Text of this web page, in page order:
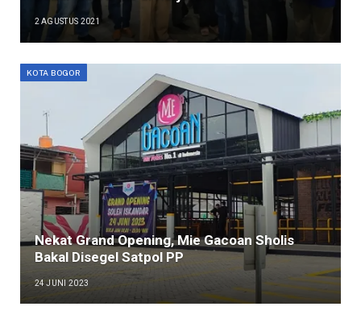
2 AGUSTUS 2021
KOTA BOGOR
Nekat Grand Opening, Mie Gacoan Sholis
Bakal Disegel Satpol PP
24 JUNI 2023